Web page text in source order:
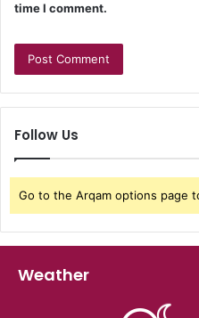
time I comment.
Follow Us
Go to the Arqam options page
Weather